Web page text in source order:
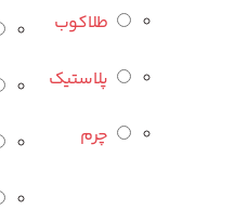
طلاکوب
پلاستیک
چرم